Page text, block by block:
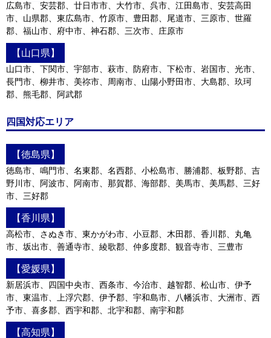
広島市、安芸郡、廿日市市、大竹市、呉市、江田島市、安芸高田
市、山県郡、東広島市、竹原市、豊田郡、尾道市、三原市、世羅
郡、福山市、府中市、神石郡、三次市、庄原市
【山口県】
山口市、下関市、宇部市、萩市、防府市、下松市、岩国市、光市、
長門市、柳井市、美祢市、周南市、山陽小野田市、大島郡、玖珂
郡、熊毛郡、阿武郡
四国対応エリア
【徳島県】
徳島市、鳴門市、名東郡、名西郡、小松島市、勝浦郡、板野郡、吉
野川市、阿波市、阿南市、那賀郡、海部郡、美馬市、美馬郡、三好
市、三好郡
【香川県】
高松市、さぬき市、東かがわ市、小豆郡、木田郡、香川郡、丸亀
市、坂出市、善通寺市、綾歌郡、仲多度郡、観音寺市、三豊市
【愛媛県】
新居浜市、四国中央市、西条市、今治市、越智郡、松山市、伊予
市、東温市、上浮穴郡、伊予郡、宇和島市、八幡浜市、大洲市、西
予市、喜多郡、西宇和郡、北宇和郡、南宇和郡
【高知県】